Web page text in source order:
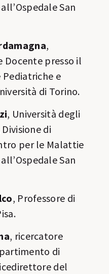
San
,
Docente presso il
e
di Torino.
, Università degli
di
per le Malattie
San
, Professore di
, ricercatore
di
del